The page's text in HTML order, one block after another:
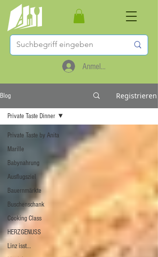
Anmelden
Blog Registrieren
Private Taste by Anita
Marille
Babynahrung
Ausflugsziel
Bauernmärkte
Buschenschank
Cooking Class
HERZGENUSS
Linz isst...
Private Taste Dinner